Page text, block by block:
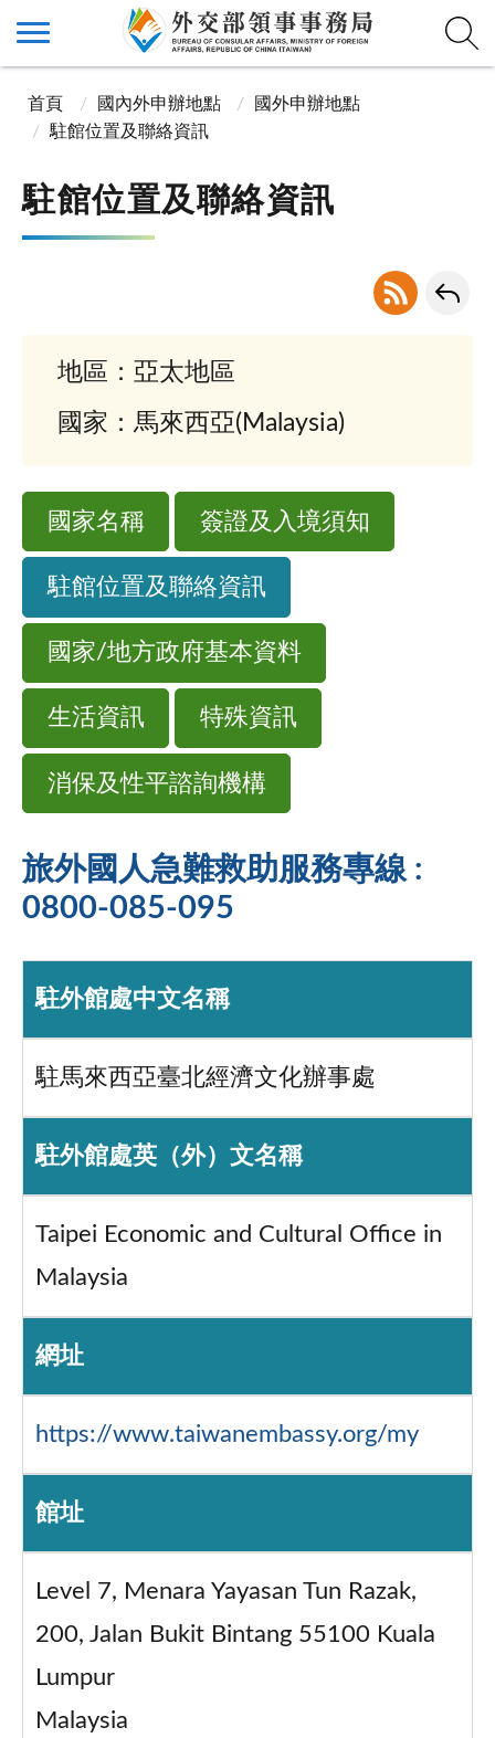
首頁 國內外申辦地點
國外申辦地點
駐館位置及聯絡資訊
駐館位置及聯絡資訊
地區：亞太地區
國家：馬來西亞(Malaysia)
國家名稱 簽證及入境須知
駐館位置及聯絡資訊
國家/地方政府基本資料
生活資訊 特殊資訊
消保及性平諮詢機構
旅外國人急難救助服務專線 :
0800-085-095
駐外館處中文名稱
駐馬來西亞臺北經濟文化辦事處
駐外館處英（外）文名稱
Taipei Economic and Cultural Office in
Malaysia
網址
https://www.taiwanembassy.org/my
館址
Level 7, Menara Yayasan Tun Razak,
200, Jalan Bukit Bintang 55100 Kuala
Lumpur
Malaysia